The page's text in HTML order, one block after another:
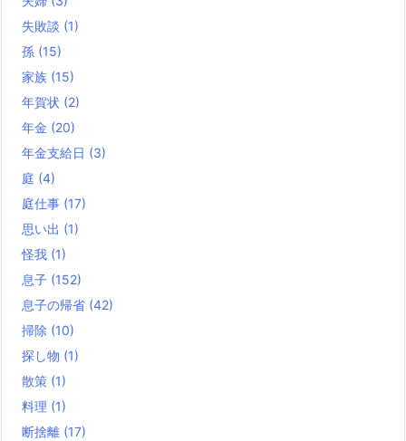
失敗談 (1)
孫 (15)
家族 (15)
年賀状 (2)
年金 (20)
年金支給日 (3)
庭 (4)
庭仕事 (17)
思い出 (1)
怪我 (1)
息子 (152)
息子の帰省 (42)
掃除 (10)
探し物 (1)
散策 (1)
料理 (1)
断捨離 (17)